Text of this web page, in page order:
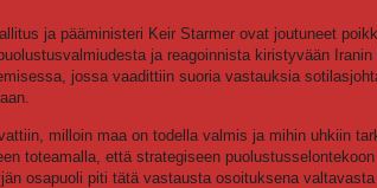
ja pääministeri Keir Starmer ovat joutuneet
ja reagoinnista kiristyvään
jossa vaadittiin suoria vastauksia
milloin maa on todella valmis ja mihin uhkiin
toteamalla, että strategiseen
osapuoli piti tätä vastausta osoituksena